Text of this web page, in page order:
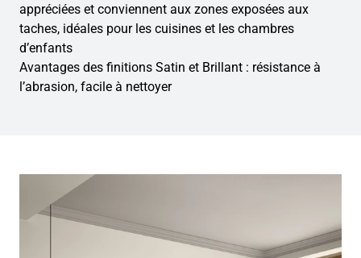
appréciées et conviennent aux zones exposées aux
taches, idéales pour les cuisines et les chambres
d’enfants
Avantages des finitions Satin et Brillant : résistance à
l’abrasion, facile à nettoyer